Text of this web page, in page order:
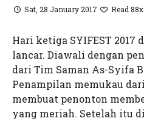
Blog Guru
CBT As-Syifa
Website As-Syifa
Website Yayasan
Yayasan As-Syifa
As-Syifa Boarding
Kampus 1 As-Syifa
TKIT As-Syifa
SMPIT As-Syifa
Kampus 2 As-Syifa
SMPIT As-Syifa
Kampus 3 As-Syifa
Hubungi Kami
Sat, 28 January 2017 Read 88x
Hari ketiga SYIFEST 2017
lancar. Diawali dengan
dari Tim Saman As-Syifa
Penampilan memukau
membuat penonton
yang meriah. Setelah itu